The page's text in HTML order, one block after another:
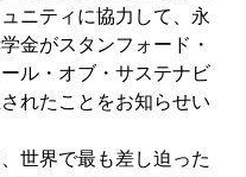
ニティに協力して、永
金がスタンフォード・
ル・オブ・サステナビ
れたことをお知らせい
世界で最も差し迫った